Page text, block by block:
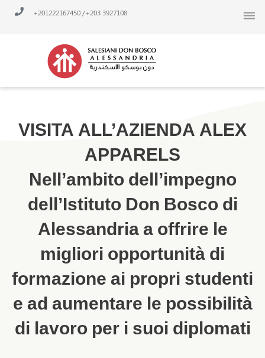
3927108 203+
/ 201222167450+
VISITA ALL’AZIENDA ALEX
APPARELS
Nell’ambito dell’impegno
dell’Istituto Don Bosco di
Alessandria a offrire le
migliori opportunità di
formazione ai propri studenti
e ad aumentare le possibilità
di lavoro per i suoi diplomati